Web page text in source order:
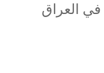
في العراق